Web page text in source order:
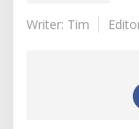
Writer: Tim